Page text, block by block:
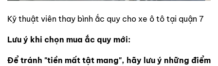
Kỹ thuật viên thay bình ắc quy cho xe ô tô tại quận 7
Lưu ý khi chọn mua ắc quy mới:
Để tránh "tiền mất tật mang", hãy lưu ý những điểm